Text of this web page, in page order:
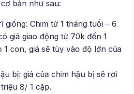
bản như sau:
giống: Chim từ 1 tháng tuổi – 6
giá giao động từ 70k đến 1
1 con, giá sẽ tùy vào độ lớn của
bị: giá của chim hậu bị sẽ rơi
8/ 1 cặp.